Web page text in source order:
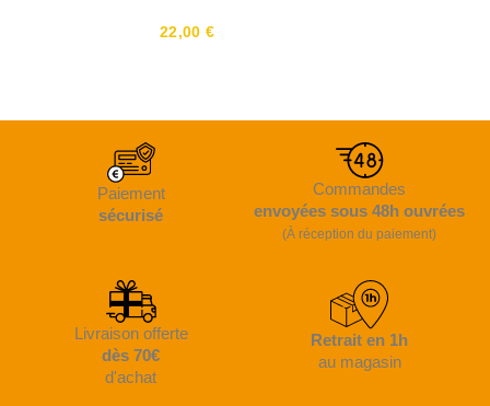
22,00 €
Paiement
sécurisé
Commandes
envoyées sous 48h ouvrées
(À réception du paiement)
Livraison offerte
dès 70€
d'achat
Retrait en 1h
au magasin